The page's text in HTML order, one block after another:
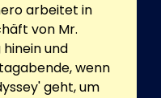
arbeitet in
von Mr.
hinein und
wenn
geht, um